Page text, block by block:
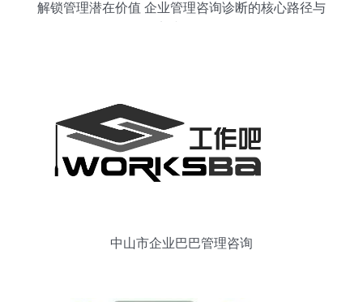
解锁管理潜在价值 企业管理咨询诊断的核心路径与
中山市企业巴巴管理咨询